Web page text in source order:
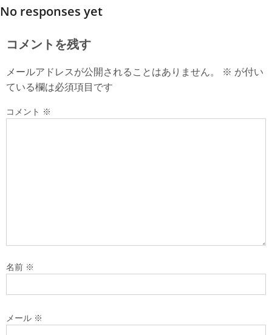
No responses yet
コメントを残す
メールアドレスが公開されることはありません。 ※ が付い
ている欄は必須項目です
コメント ※
名前 ※
メール ※